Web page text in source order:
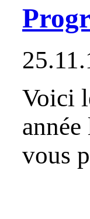
Voici
vous